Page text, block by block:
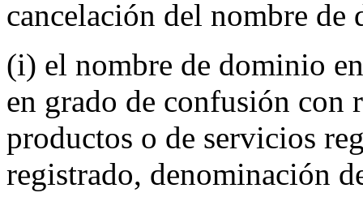
cancelación del nombre
(i) el nombre de dominio
en grado de confusión con
productos o de servicios
registrado, denominación